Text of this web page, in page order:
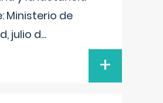
Ministerio de
julio d...
+